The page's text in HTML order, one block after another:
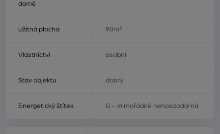
domě
Užitná plocha 90m²
Vlastnictví osobní
Stav objektu dobrý
Energetický štítek G - mimořádně nehospodárná